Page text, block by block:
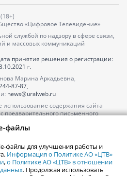
«Цифровое Телевидение»
службой по надзору в сфере связи,
и массовых коммуникаций
принятия решения о регистрации:
г.
Марина Аркадьевна,
87-87,
news@uralweb.ru
содержания сайта
предварительного письменного
обращайтесь по тел.
в разделе «Афиша»
на использование сайта
файлы
файлы для улучшения работы и
Информация о Политике АО «ЦТВ»
,о Политике АО «ЦТВ» в отношении
. Продолжая использовать